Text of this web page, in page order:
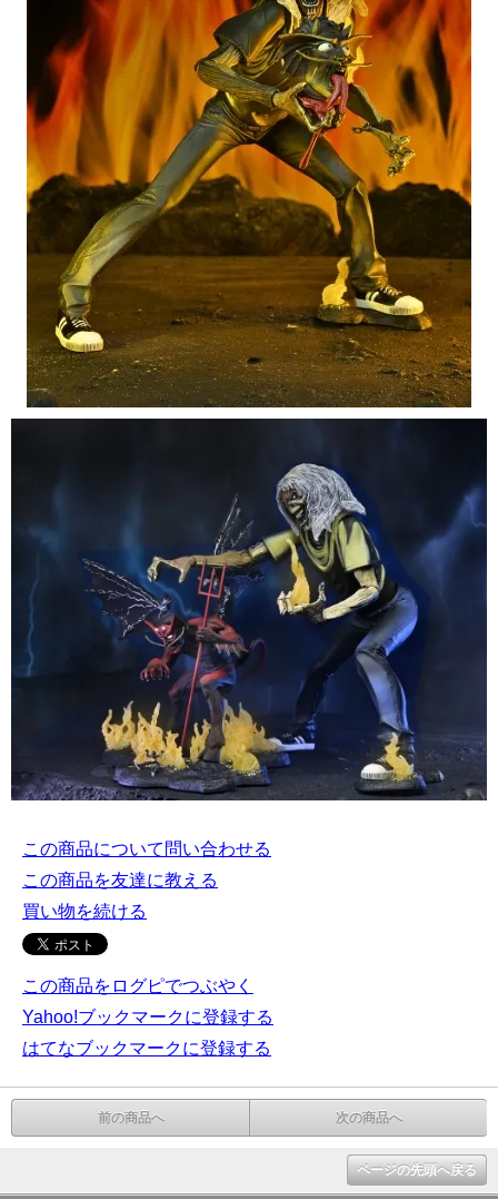
この商品について問い合わせる
この商品を友達に教える
買い物を続ける
この商品をログピでつぶやく
Yahoo!ブックマークに登録する
はてなブックマークに登録する
前の商品へ 次の商品へ
ページの先頭へ戻る